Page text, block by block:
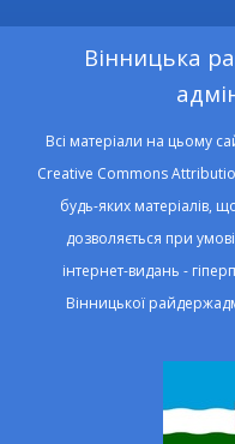
Вінницька
Всі матеріали на цьому
Creative Commons
будь-яких матеріалів,
дозволяється при
інтернет-видань -
Вінницької